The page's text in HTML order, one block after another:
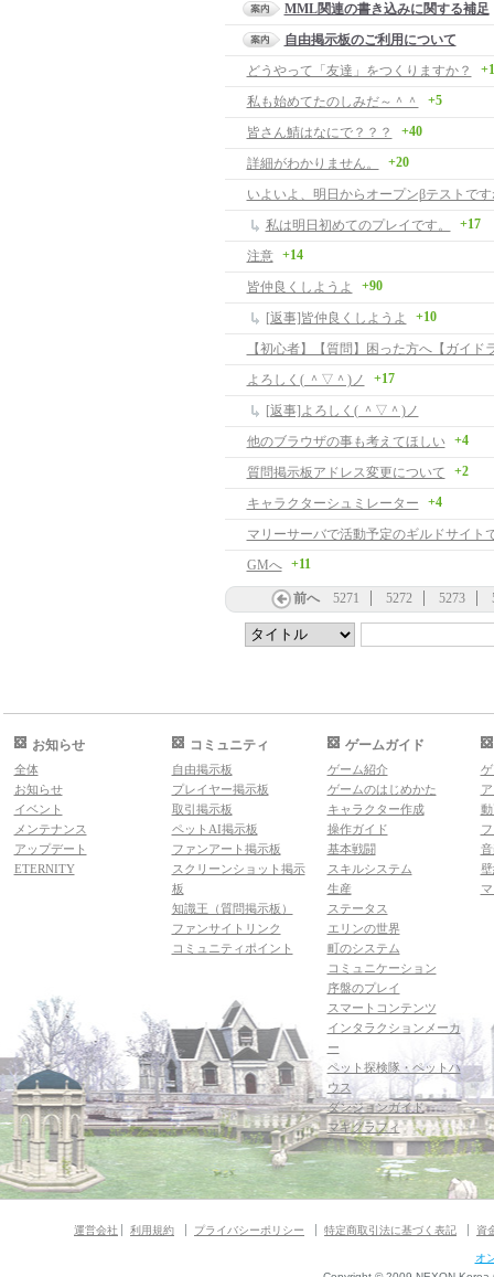
MML関連の書き込みに関する補足
自由掲示板のご利用について
どうやって「友達」をつくりますか？
私も始めてたのしみだ～＾＾ +5
皆さん鯖はなにで？？？ +40
詳細がわかりません。 +20
いよいよ、明日からオープンβテストで
私は明日初めてのプレイです。
+17
注意 +14
皆仲良くしようよ +90
[返事]皆仲良くしようよ +10
よろしく( ＾▽＾)ノ +17
[返事]よろしく( ＾▽＾)ノ
他のブラウザの事も考えてほしい
+4
質問掲示板アドレス変更について +2
キャラクターシュミレーター +4
マリーサーバで活動予定のギルドサイト
GMへ
+11
前へ 5271 5272 5273
お知らせ
全体
お知らせ
イベント
メンテナンス
アップデート
ETERNITY
コミュニティ
自由掲示板
プレイヤー掲示板
取引掲示板
ペットAI掲示板
ファンアート掲示板
スクリーンショット掲示
板
知識王（質問掲示板）
ファンサイトリンク
コミュニティポイント
ゲームガイド
ゲーム紹介
ゲームのはじめかた
キャラクター作成
操作ガイド
基本戦闘
スキルシステム
生産
ステータス
エリンの世界
町のシステム
コミュニケーション
序盤のプレイ
スマートコンテンツ
インタラクションメーカ
ー
ペット探検隊・ペットハ
ウス
ダンジョンガイド
マギグラフィ
運営会社 利用規約 プライバシーポリシー 特定商取引法に基づく表記 資
オ